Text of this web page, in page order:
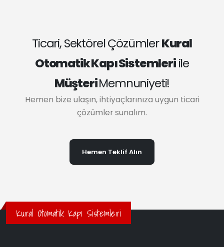
Ticari, Sektörel ÇözümlerKural
Otomatik Kapı Sistemleriile
MüşteriMemnuniyeti!
Hemen bize ulaşın, ihtiyaçlarınıza uygun ticari
çözümler sunalım.
Hemen Teklif Alın
Kural Otomatik Kapı Sistemleri